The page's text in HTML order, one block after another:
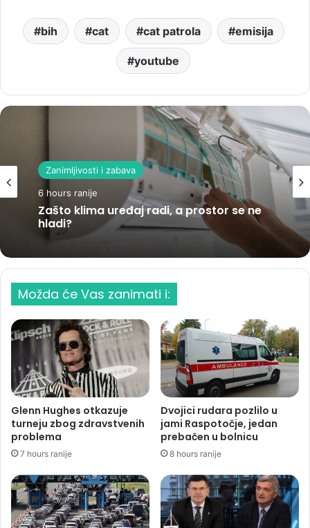
bih cat cat patrola emisija
youtube
Zanimljivosti i zabava
6 hours ranije
Zašto klima uređaj radi, a prostor se ne
hladi?
Možda će Vas zanimati i:
Glenn Hughes otkazuje
turneju zbog zdravstvenih
problema
7 hours ranije
Dvojici rudara pozlilo u
jami Raspotočje, jedan
prebačen u bolnicu
8 hours ranije